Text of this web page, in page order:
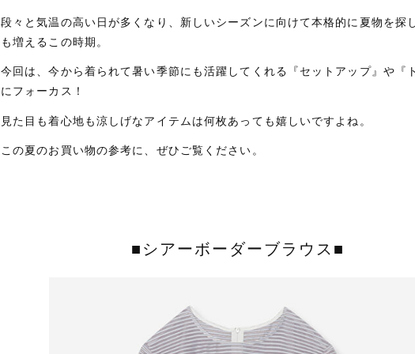
段々と気温の高い日が多くなり、新しいシーズンに向けて本格的に夏物を探
も増えるこの時期。
今回は、今から着られて暑い季節にも活躍してくれる『セットアップ』や『
にフォーカス！
見た目も着心地も涼しげなアイテムは何枚あっても嬉しいですよね。
この夏のお買い物の参考に、ぜひご覧ください。
■シアーボーダーブラウス■